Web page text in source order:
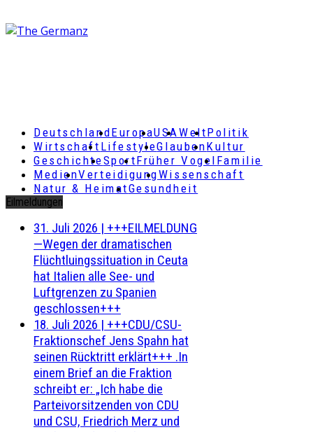
DeutschlandEuropaUSAWeltPolitik
Wirtschaft LifestyleGlaubenKultur
GeschichteSportFrüher Vogel Familie
MedienVerteidigungWissenschaft
Natur & HeimatGesundheit
Eilmeldungen
31. Juli 2026 | +++EILMELDUNG
—Wegen der dramatischen
Flüchtluingssituation in Ceuta
hat Italien alle See- und
Luftgrenzen zu Spanien
geschlossen+++
18. Juli 2026 | +++CDU/CSU-
Fraktionschef Jens Spahn hat
seinen Rücktritt erklärt+++ .In
einem Brief an die Fraktion
schreibt er: „Ich habe die
Parteivorsitzenden von CDU
und CSU, Friedrich Merz und